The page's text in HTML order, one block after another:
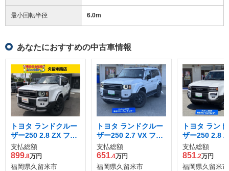
最小回転半径 6.0m
あなたにおすすめの中古車情報
トヨタ ランドクルー
ザー250 2.8 ZX ファ
ースト エディション
ディーゼルターボ 4
WD
支払総額
899.8万円
福岡県久留米市
トヨタ ランドクルー
ザー250 2.7 VX ファ
ースト エディション
4WD
支払総額
651.4万円
福岡県久留米市
トヨタ ラン
ザー250 2.8
ーゼルターボ
支払総額
851.2万円
福岡県久留米市